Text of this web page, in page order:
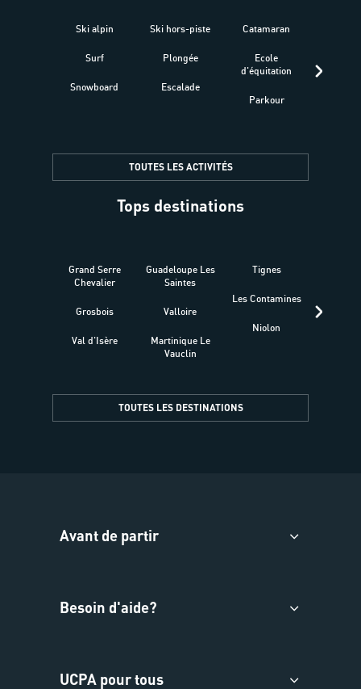
Ski alpin
Surf
Snowboard
Ski hors-piste
Plongée
Escalade
Catamaran
Ecole
d'équitation
Parkour
TOUTES LES ACTIVITÉS
Tops destinations
Grand Serre
Chevalier
Grosbois
Val d'Isère
Guadeloupe Les
Saintes
Valloire
Martinique Le
Vauclin
Tignes
Les Contamines
Niolon
TOUTES LES DESTINATIONS
Avant de partir
Besoin d'aide?
UCPA pour tous